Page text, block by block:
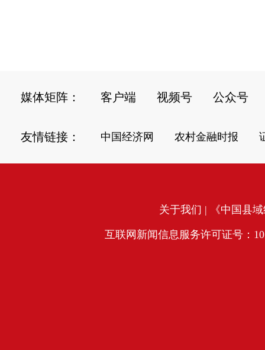
媒体矩阵： 客户端 视频号 公众号
友情链接： 中国经济网 农村金融时报
关于我们 | 《中国县
互联网新闻信息服务许可证号：